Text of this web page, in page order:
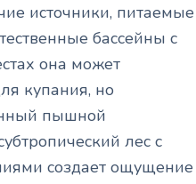
источники, питаемые
бассейны с
она может
купания, но
пышной
лес с
создает ощущение